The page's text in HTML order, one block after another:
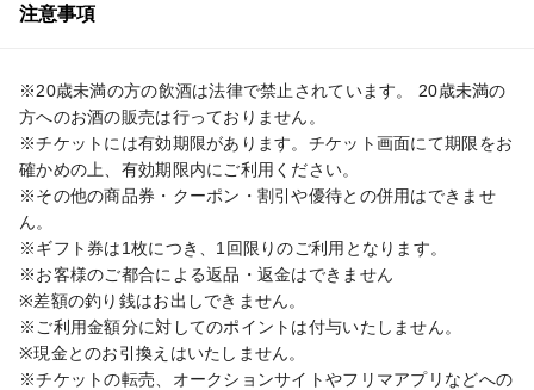
注意事項
※20歳未満の方の飲酒は法律で禁止されています。 20歳未満の
方へのお酒の販売は行っておりません。
※チケットには有効期限があります。チケット画面にて期限をお
確かめの上、有効期限内にご利用ください。
※その他の商品券・クーポン・割引や優待との併用はできませ
ん。
※ギフト券は1枚につき、1回限りのご利用となります。
※お客様のご都合による返品・返金はできません
※差額の釣り銭はお出しできません。
※ご利用金額分に対してのポイントは付与いたしません。
※現金とのお引換えはいたしません。
※チケットの転売、オークションサイトやフリマアプリなどへの